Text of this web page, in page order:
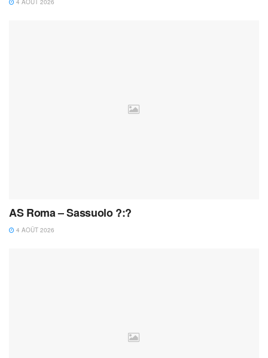
AS Roma – Sassuolo ?:?
4 AOÛT 2026